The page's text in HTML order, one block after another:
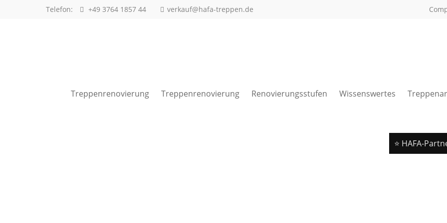
Passwort
Telefon: +49 3764 1857 44 verkauf@hafa-treppen.de
Treppenrenovierung Treppenrenovierung Renovierungsstufen Wissenswertes
⭐ HAFA-